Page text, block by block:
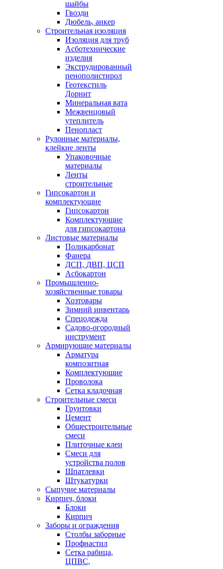
шайбы
Гвозди
Дюбель, анкер
Строительная изоляция
Изоляция для труб
Асботехнические
изделия
Экструдированный
пенополистирол
Геотекстиль
Дорнит
Минеральная вата
Межвенцовый
утеплитель
Пенопласт
Рулонные материалы,
клейкие ленты
Упаковочные
материалы
Ленты
строительные
Гипсокартон и
комплектующие
Гипсокартон
Комплектующие
для гипсокартона
Листовые материалы
Поликарбонат
Фанера
ДСП, ДВП, ЦСП
Асбокартон
Промышленно-
хозяйственные товары
Хозтовары
Зимний инвентарь
Спецодежда
Садово-огородный
инструмент
Армирующие материалы
Арматура
композитная
Комплектующие
Проволока
Сетка кладочная
Строительные смеси
Грунтовки
Цемент
Общестроительные
смеси
Плиточные клеи
Смеси для
устройства полов
Шпатлевки
Штукатурки
Сыпучие материалы
Кирпич, блоки
Блоки
Кирпич
Заборы и ограждения
Столбы заборные
Профнастил
Сетка рабица,
ЦПВС,